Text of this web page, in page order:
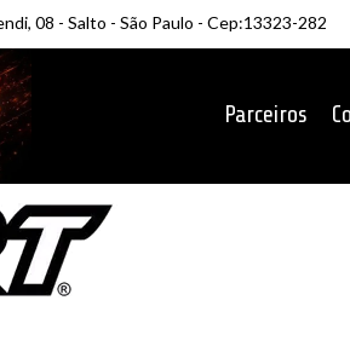
08 - Salto - São Paulo - Cep:13323-282
Parceiros